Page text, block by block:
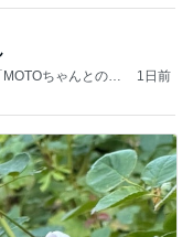
ちゃんとのは
1日前